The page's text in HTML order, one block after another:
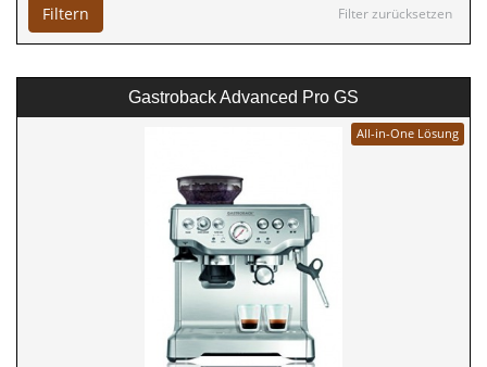
Filter zurücksetzen
Filtern
Gastroback Advanced Pro GS
All-in-One Lösung